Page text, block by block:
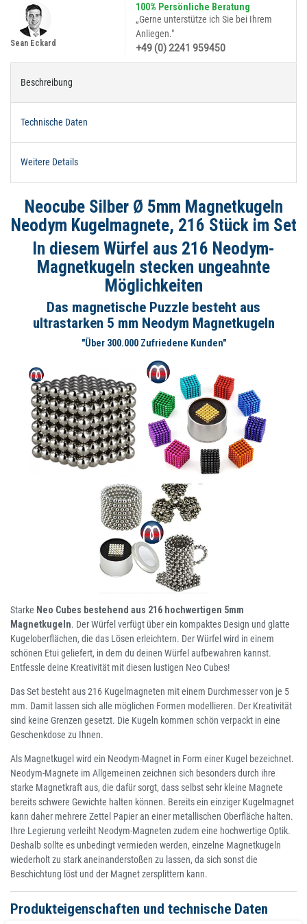
100% Persönliche Beratung
„Gerne unterstütze ich Sie bei Ihrem
Anliegen."
+49 (0) 2241 959450
Sean Eckard
Beschreibung
Technische Daten
Weitere Details
Neocube Silber Ø 5mm Magnetkugeln
Neodym Kugelmagnete, 216 Stück im Set
In diesem Würfel aus 216 Neodym-
Magnetkugeln stecken ungeahnte
Möglichkeiten
Das magnetische Puzzle besteht aus
ultrastarken 5 mm Neodym Magnetkugeln
"Über 300.000 Zufriedene Kunden"
Starke Neo Cubes bestehend aus 216 hochwertigen 5mm
Magnetkugeln. Der Würfel verfügt über ein kompaktes Design und glatte
Kugeloberflächen, die das Lösen erleichtern. Der Würfel wird in einem
schönen Etui geliefert, in dem du deinen Würfel aufbewahren kannst.
Entfessle deine Kreativität mit diesen lustigen Neo Cubes!
Das Set besteht aus 216 Kugelmagneten mit einem Durchmesser von je 5
mm. Damit lassen sich alle möglichen Formen modellieren. Der Kreativität
sind keine Grenzen gesetzt. Die Kugeln kommen schön verpackt in eine
Geschenkdose zu Ihnen.
Als Magnetkugel wird ein Neodym-Magnet in Form einer Kugel bezeichnet.
Neodym-Magnete im Allgemeinen zeichnen sich besonders durch ihre
starke Magnetkraft aus, die dafür sorgt, dass selbst sehr kleine Magnete
bereits schwere Gewichte halten können. Bereits ein einziger Kugelmagnet
kann daher mehrere Zettel Papier an einer metallischen Oberfläche halten.
Ihre Legierung verleiht Neodym-Magneten zudem eine hochwertige Optik.
Deshalb sollte es unbedingt vermieden werden, einzelne Magnetkugeln
wiederholt zu stark aneinanderstoßen zu lassen, da sich sonst die
Beschichtung löst und der Magnet zersplittern kann.
Produkteigenschaften und technische Daten